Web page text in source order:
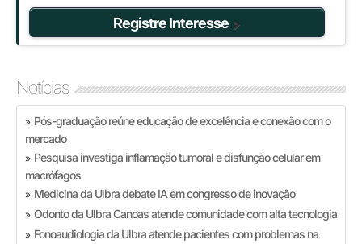
Registre Interesse
Notícias
» Pós-graduação reúne educação de excelência e conexão com o
mercado
» Pesquisa investiga inflamação tumoral e disfunção celular em
macrófagos
» Medicina da Ulbra debate IA em congresso de inovação
» Odonto da Ulbra Canoas atende comunidade com alta tecnologia
» Fonoaudiologia da Ulbra atende pacientes com problemas na